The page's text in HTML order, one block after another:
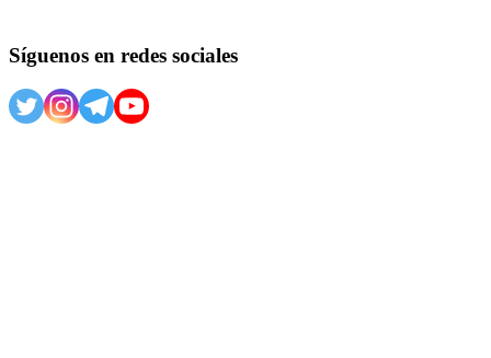
Síguenos en redes sociales